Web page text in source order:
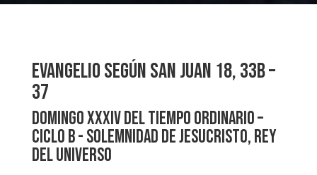
EVANGELIO SEGÚN SAN JUAN 18, 33b –
37
DOMINGO XXXIV DEL TIEMPO ORDINARIO –
CICLO B - SOLEMNIDAD DE JESUCRISTO, REY
DEL UNIVERSO